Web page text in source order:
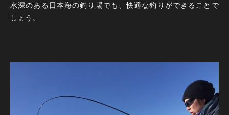
水深のある日本海の釣り場でも、快適な釣りができることで
しょう。